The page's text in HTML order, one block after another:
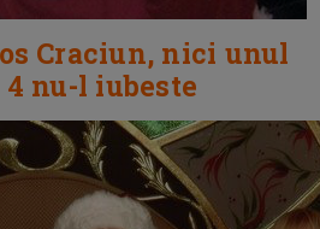
Craciun, nici unul
nu-l iubeste